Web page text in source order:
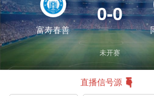
富寿春善
0-0
未开赛
直播信号源